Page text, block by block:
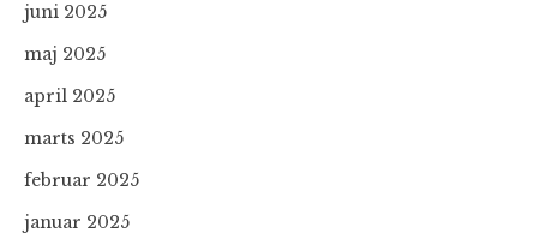
juni 2025
maj 2025
april 2025
marts 2025
februar 2025
januar 2025